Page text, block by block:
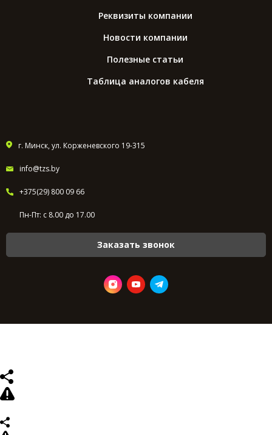
Реквизиты компании
Новости компании
Полезные статьи
Таблица аналогов кабеля
г. Минск, ул. Корженевского 19-315
info@tzs.by
+375(29) 800 09 66
Пн-Пт: с 8.00 до 17.00
Заказать звонок